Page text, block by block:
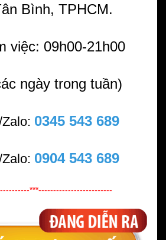
Bình, TPHCM.
việc: 09h00-21h00
ngày trong tuần)
0345 543 689
0904 543 689
***-------------------------